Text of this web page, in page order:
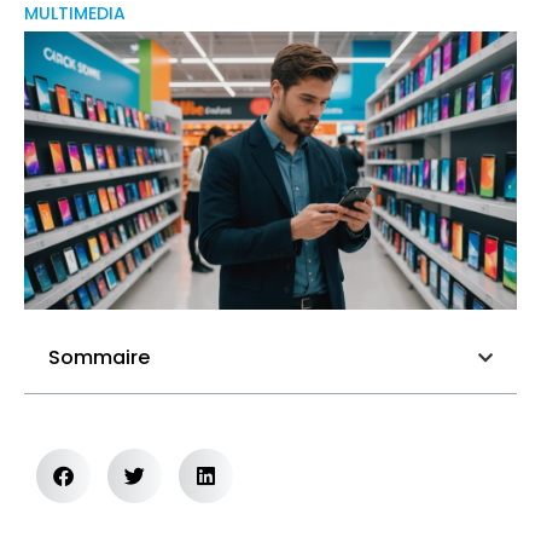
MULTIMEDIA
Sommaire